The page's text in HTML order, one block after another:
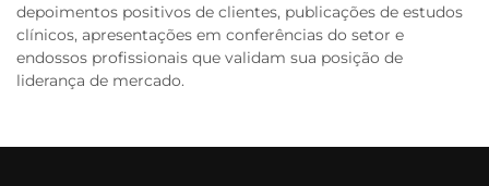
depoimentos positivos de clientes, publicações de estudos
clínicos, apresentações em conferências do setor e
endossos profissionais que validam sua posição de
liderança de mercado.